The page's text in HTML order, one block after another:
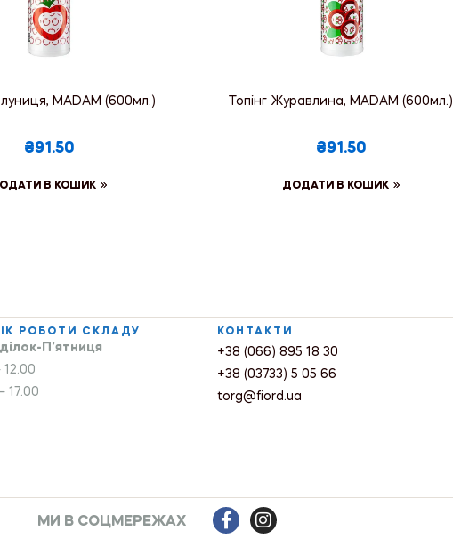
MADAM (600мл.)
₴91.50
В КОШИК
Топінг Журавлина, MADAM (600мл.)
₴91.50
ДОДАТИ В КОШИК
РОБОТИ СКЛАДУ
П’ятниця
12.00
17.00
КОНТАКТИ
+38 (066) 895 18 30
+38 (03733) 5 05 66
torg@fiord.ua
МИ В СОЦМЕРЕЖАХ